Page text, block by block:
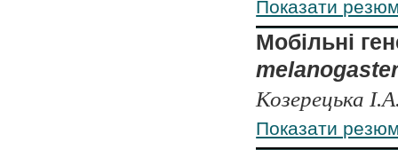
Показати
Мобільні
Козерецька
Показати